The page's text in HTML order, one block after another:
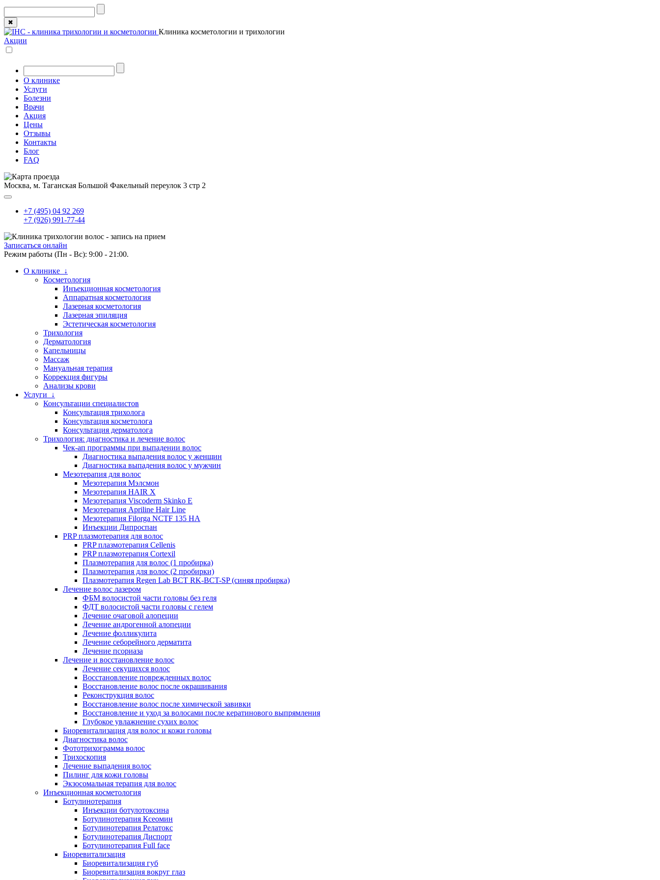
✖
Клиника косметологии и трихологии
Акции
О клинике
Услуги
Болезни
Врачи
Акция
Цены
Отзывы
Контакты
Блог
FAQ
Москва, м. Таганская Большой Факельный переулок 3 стр 2
+7 (495) 04 92 269
+7 (926) 991-77-44
Записаться онлайн
Режим работы (Пн - Вс): 9:00 - 21:00.
О клинике ↓
Косметология
Инъекционная косметология
Аппаратная косметология
Лазерная косметология
Лазерная эпиляция
Эстетическая косметология
Трихология
Дерматология
Капельницы
Массаж
Мануальная терапия
Коррекция фигуры
Анализы крови
Услуги ↓
Консультации специалистов
Консультация трихолога
Консультация косметолога
Консультация дерматолога
Трихология: диагностика и лечение волос
Чек-ап программы при выпадении волос
Диагностика выпадения волос у женщин
Диагностика выпадения волос у мужчин
Мезотерапия для волос
Мезотерапия Мэлсмон
Мезотерапия HAIR X
Мезотерапия Viscoderm Skinko E
Мезотерапия Apriline Hair Line
Мезотерапия Filorga NCTF 135 HA
Инъекции Дипроспан
PRP плазмотерапия для волос
PRP плазмотерапия Cellenis
PRP плазмотерапия Cortexil
Плазмотерапия для волос (1 пробирка)
Плазмотерапия для волос (2 пробирки)
Плазмотерапия Regen Lab BCT RK-BCT-SP (синяя пробирка)
Лечение волос лазером
ФБМ волосистой части головы без геля
ФДТ волосистой части головы с гелем
Лечение очаговой алопеции
Лечение андрогенной алопеции
Лечение фолликулита
Лечение себорейного дерматита
Лечение псориаза
Лечение и восстановление волос
Лечение секущихся волос
Восстановление поврежденных волос
Восстановление волос после окрашивания
Реконструкция волос
Восстановление волос после химической завивки
Восстановление и уход за волосами после кератинового выпрямления
Глубокое увлажнение сухих волос
Биоревитализация для волос и кожи головы
Диагностика волос
Фототрихограмма волос
Трихоскопия
Лечение выпадения волос
Пилинг для кожи головы
Экзосомальная терапия для волос
Инъекционная косметология
Ботулинотерапия
Инъекции ботулотоксина
Ботулинотерапия Ксеомин
Ботулинотерапия Релатокс
Ботулинотерапия Диспорт
Ботулинотерапия Full face
Биоревитализация
Биоревитализация губ
Биоревитализация вокруг глаз